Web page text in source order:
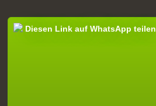
Diesen Link auf WhatsApp teilen